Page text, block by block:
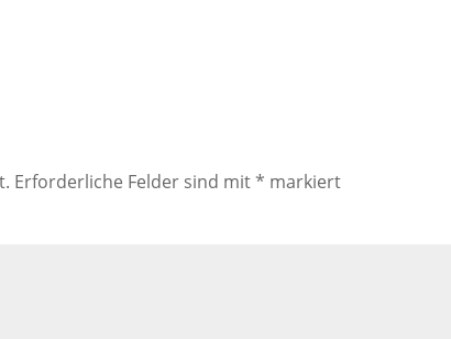
Erforderliche Felder sind mit* markiert